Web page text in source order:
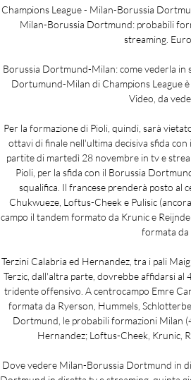
Champions League - Milan-Borussia
Milan-Borussia Dortmund: probabili
streaming.
Borussia Dortmund-Milan: come vederla
Dortumund-Milan di Champions League
Video, da
Per la formazione di Pioli, quindi, sarà
ottavi di finale nell'ultima decisiva sfida
partite di martedì 28 novembre in tv e
Pioli, per la sfida con il Borussia
squalifica. Il francese prenderà posto al
Chukwueze, Loftus-Cheek e Pulisic
campo il tandem formato da Krunic e
formata da
Terzini Calabria ed Hernandez, tra i pali
Terzic, dall'altra parte, dovrebbe affidarsi
tridente offensivo. A centrocampo Emre
formata da Ryerson, Hummels,
Dortmund, le probabili formazioni Milan
Hernandez; Loftus-Cheek, Krunic,
Dove vedere Milan-Borussia Dortmund in